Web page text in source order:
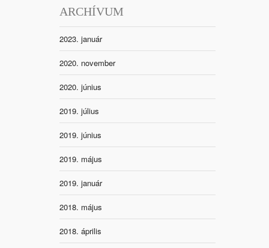
ARCHÍVUM
2023. január
2020. november
2020. június
2019. július
2019. június
2019. május
2019. január
2018. május
2018. április